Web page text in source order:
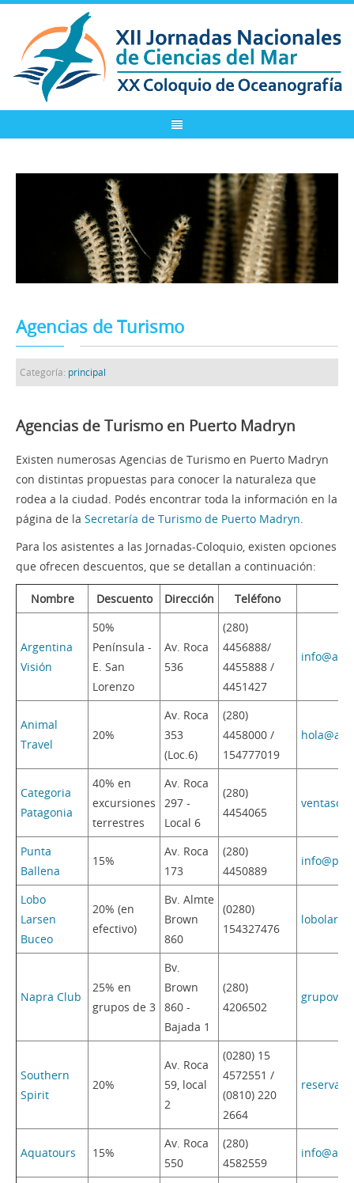
Agencias de Turismo
Categoría: principal
Agencias de Turismo en Puerto Madryn
Existen numerosas Agencias de Turismo en Puerto Madryn
con distintas propuestas para conocer la naturaleza que
rodea a la ciudad. Podés encontrar toda la información en la
página de la Secretaría de Turismo de Puerto Madryn.
Para los asistentes a las Jornadas-Coloquio, existen opciones
que ofrecen descuentos, que se detallan a continuación:
Nombre Descuento Dirección Teléfono
Argentina
Visión
50%
Península -
E. San
Lorenzo
Av. Roca
536
(280)
4456888/
4455888 /
4451427
Animal
Travel
20%
Av. Roca
353
(Loc.6)
(280)
4458000 /
154777019
Categoria
Patagonia
40% en
excursiones
terrestres
Av. Roca
297 -
Local 6
(280)
4454065
Punta
Ballena
15%
Av. Roca
173
(280)
4450889
Lobo
Larsen
Buceo
20% (en
efectivo)
Bv. Almte
Brown
860
(0280)
154327476
Napra Club
25% en
grupos de 3
Bv.
Brown
860 -
Bajada 1
(280)
4206502
Southern
Spirit
20%
Av. Roca
59, local
2
(0280) 15
4572551 /
(0810) 220
2664
Aquatours 15%
Av. Roca
550
(280)
4582559